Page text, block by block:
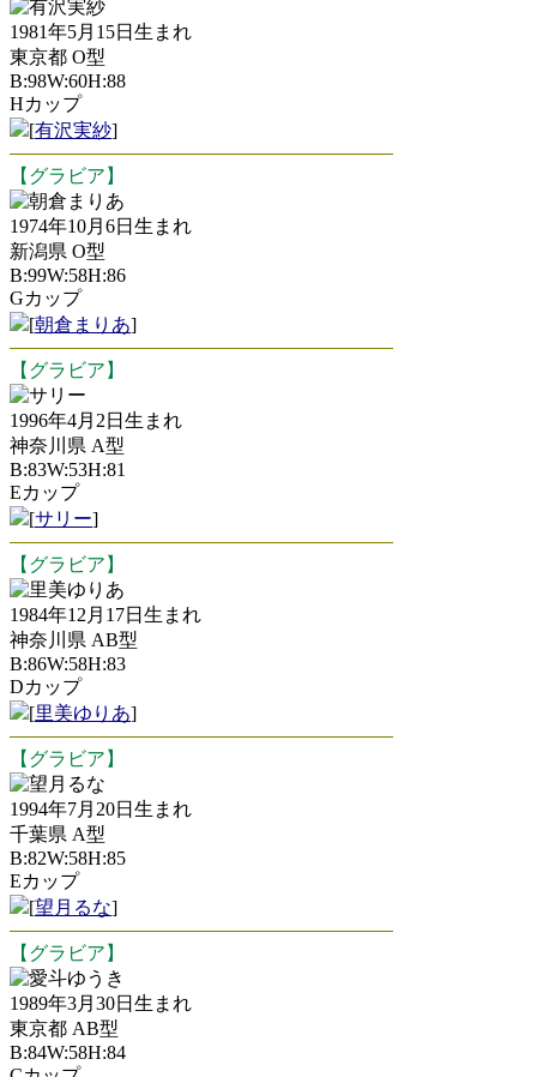
有沢実紗
1981年5月15日生まれ
東京都 O型
B:98W:60H:88
Hカップ
[有沢実紗]
【グラビア】
朝倉まりあ
1974年10月6日生まれ
新潟県 O型
B:99W:58H:86
Gカップ
[朝倉まりあ]
【グラビア】
サリー
1996年4月2日生まれ
神奈川県 A型
B:83W:53H:81
Eカップ
[サリー]
【グラビア】
里美ゆりあ
1984年12月17日生まれ
神奈川県 AB型
B:86W:58H:83
Dカップ
[里美ゆりあ]
【グラビア】
望月るな
1994年7月20日生まれ
千葉県 A型
B:82W:58H:85
Eカップ
[望月るな]
【グラビア】
愛斗ゆうき
1989年3月30日生まれ
東京都 AB型
B:84W:58H:84